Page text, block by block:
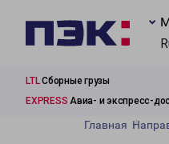
LTLСборные грузы
EXPRESS Авиа- и экспресс-
Главная